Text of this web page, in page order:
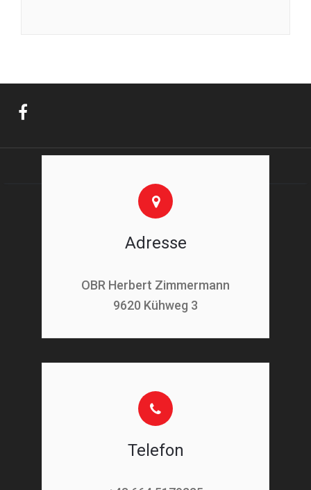
Adresse
OBR Herbert Zimmermann
9620 Kühweg 3
Telefon